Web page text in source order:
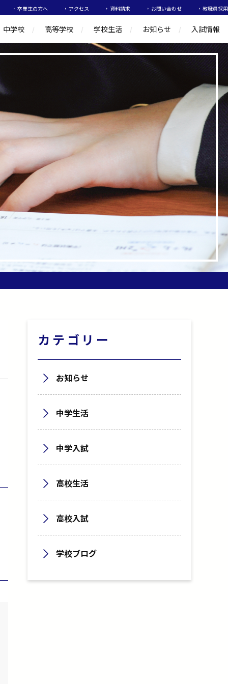
卒業生の方へ アクセス 資料請求 お問い合わせ 教職員採用
中学校 高等学校 学校生活 お知らせ 入試情報
カテゴリー
お知らせ
中学生活
中学入試
高校生活
高校入試
学校ブログ